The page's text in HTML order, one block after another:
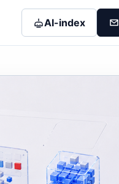
AI-index